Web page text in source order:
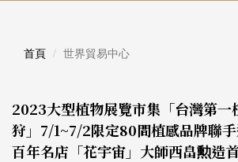
首頁 世界貿易中心
2023大型植物展覽市集「台灣第一
狩」7/1~7/2限定80間植感品牌聯
百年名店「花宇宙」大師西畠勲造